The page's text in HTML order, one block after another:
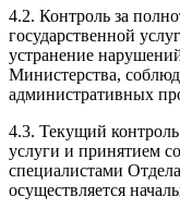
4.2. Контроль за
государственной
устранение
Министерства,
административных
4.3. Текущий
услуги и принятием
специалистами
осуществляется